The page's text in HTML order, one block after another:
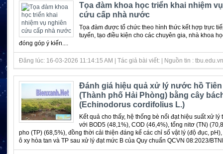
Tọa đàm khoa học triển khai nhiệm
cứu cấp nhà nước
Tọa đàm được tổ chức theo hình thức kết hợp trực
tuyến, tạo điều kiện cho các chuyên gia, nhà khoa
đóng góp ý kiến....
Đăng lúc: 16-03-2026 11:14:15 AM | Tác giả bài viết: | Nguồn tin : tbu.edu.vn
Đánh giá hiệu quả xử lý nước hồ Tiên
(Thành phố Hải Phòng) bằng cây
(Echinodorus cordifolius L.)
Kết quả cho thấy, hệ thống bè nổi đạt hiệu suất xử lý
với BOD5 (48,1%), COD (46,4%), tổng nitơ (TN)
pho (TP) (68,5%), đồng thời cải thiện đáng kể các chỉ số vật lý (độ đục,
ô xy hòa tan và TP sau xử lý đạt mức B của Quy chuẩn QCVN 08:2023/